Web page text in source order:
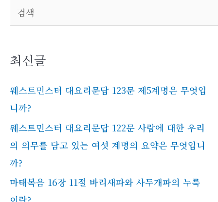
검색
최신글
웨스트민스터 대요리문답 123문 제5계명은 무엇입
니까?
웨스트민스터 대요리문답 122문 사람에 대한 우리
의 의무를 담고 있는 여섯 계명의 요약은 무엇입니
까?
마태복음 16장 11절 바리새파와 사두개파의 누룩